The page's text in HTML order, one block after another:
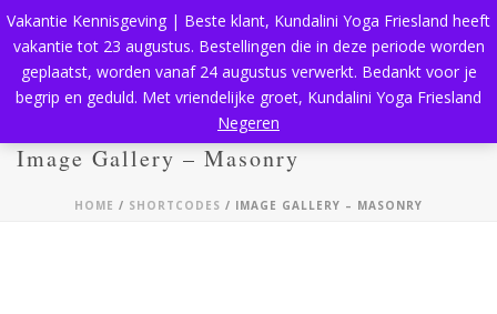
Image Gallery – Masonry
HOME / SHORTCODES / IMAGE GALLERY – MASONRY
Vakantie Kennisgeving | Beste klant, Kundalini Yoga Friesland heeft
vakantie tot 23 augustus. Bestellingen die in deze periode worden
geplaatst, worden vanaf 24 augustus verwerkt. Bedankt voor je
begrip en geduld. Met vriendelijke groet, Kundalini Yoga Friesland
Negeren